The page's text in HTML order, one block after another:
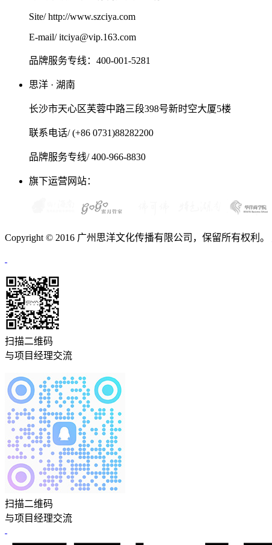
Site/ http://www.szciya.com
E-mail/ itciya@vip.163.com
品牌服务专线：400-001-5281
思洋 · 湖南
长沙市天心区芙蓉中路三段398号新时空大厦5楼
联系电话/ (+86 0731)88282200
品牌服务专线/ 400-966-8830
旗下运营网站：
Copyright © 2016 广州思洋文化传播有限公司，保留所有权利。
扫描二维码
与项目经理交流
扫描二维码
与项目经理交流